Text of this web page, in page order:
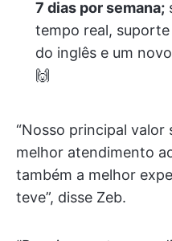
7 dias por semana;
tempo real,
do inglês e um
🙌
“Nosso principal
melhor atendimento
também a melhor
teve”, disse Zeb.